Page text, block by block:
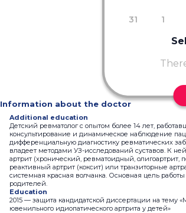
31 1
Information about the doctor
Additional education
Детский ревматолог с опытом более 14 лет,
консультирование и динамическое наблюдение
дифференциальную диагностику ревматических
владеет методами УЗ-исследований суставов. К
артрит (хронический, ревматоидный, олигоартрит,
реактивный артрит (коксит) или транзиторные
системная красная волчанка. Основная цель
родителей.
Education
2015 — защита кандидатской диссертации на тему
ювенильного идиопатического артрита у детей»